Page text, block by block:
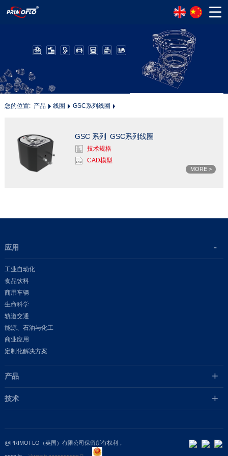
您的位置: 产品 线圈 GSC系列线圈
GSC 系列 GSC系列线圈
技术规格
CAD模型
MORE >
应用
工业自动化
食品饮料
商用车辆
生命科学
轨道交通
能源、石油与化工
商业应用
定制化解决方案
产品
技术
@PRIMOFLO（英国）有限公司保留所有权利，